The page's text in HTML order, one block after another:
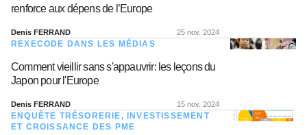
renforce aux dépens de l’Europe
Denis FERRAND 25 nov. 2024
REXECODE DANS LES MÉDIAS
Comment vieillir sans s'appauvrir: les leçons du
Japon pour l'Europe
Denis FERRAND 15 nov. 2024
ENQUÊTE TRÉSORERIE, INVESTISSEMENT
ET CROISSANCE DES PME